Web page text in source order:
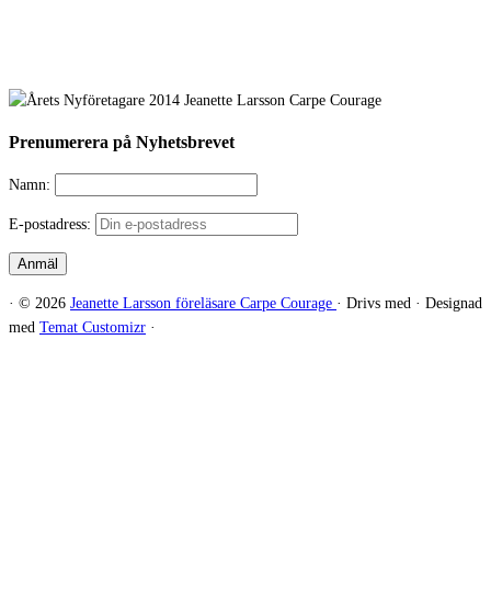
Prenumerera på Nyhetsbrevet
Namn:
E-postadress:
· © 2026 Jeanette Larsson föreläsare Carpe Courage · Drivs med · Designad
med Temat Customizr ·